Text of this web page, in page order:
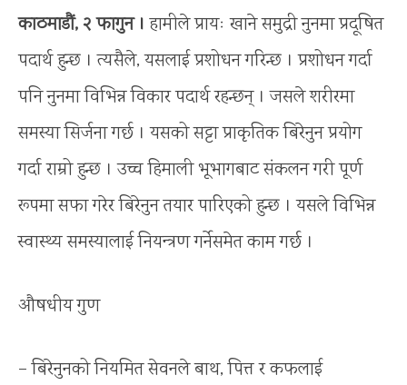
काठमाडाैं, २ फागुन । हामीले प्रायः खाने समुद्री नुनमा प्रदूषित
पदार्थ हुन्छ । त्यसैले, यसलाई प्रशोधन गरिन्छ । प्रशोधन गर्दा
पनि नुनमा विभिन्न विकार पदार्थ रहन्छन् । जसले शरीरमा
समस्या सिर्जना गर्छ । यसको सट्टा प्राकृतिक बिरेनुन प्रयोग
गर्दा राम्रो हुन्छ । उच्च हिमाली भूभागबाट संकलन गरी पूर्ण
रूपमा सफा गरेर बिरेनुन तयार पारिएको हुन्छ । यसले विभिन्न
स्वास्थ्य समस्यालाई नियन्त्रण गर्नेसमेत काम गर्छ ।
औषधीय गुण
– बिरेनुनको नियमित सेवनले बाथ, पित्त र कफलाई